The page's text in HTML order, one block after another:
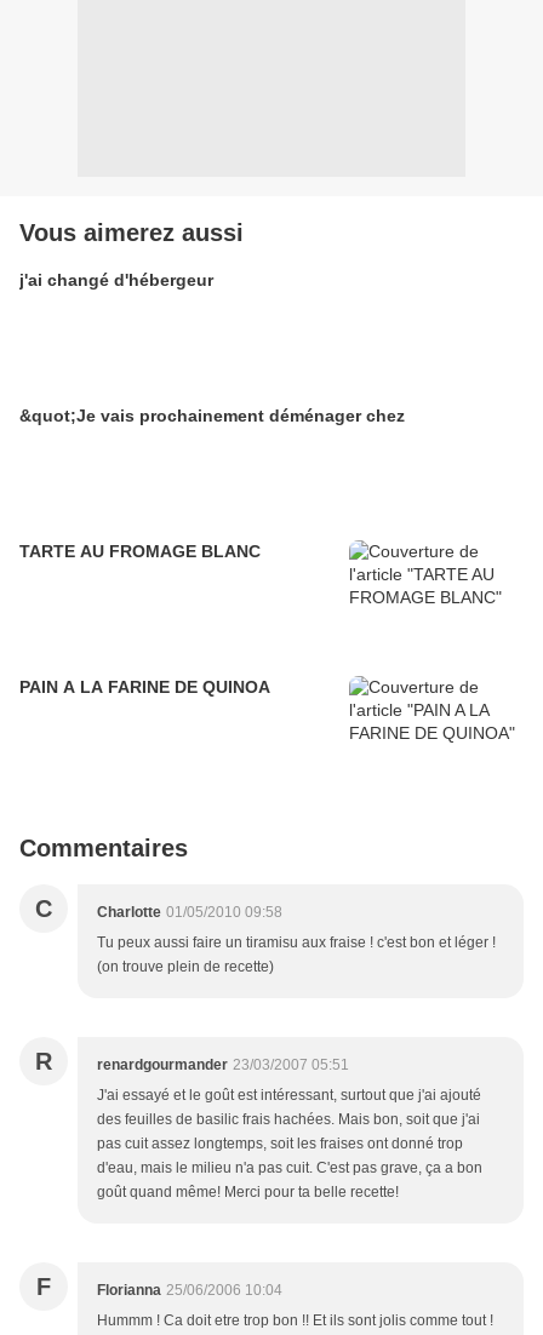
Vous aimerez aussi
j'ai changé d'hébergeur
&quot;Je vais prochainement déménager chez
TARTE AU FROMAGE BLANC
PAIN A LA FARINE DE QUINOA
Commentaires
C Charlotte 01/05/2010 09:58
Tu peux aussi faire un tiramisu aux fraise ! c'est bon et léger !
(on trouve plein de recette)
R renardgourmander 23/03/2007 05:51
J'ai essayé et le goût est intéressant, surtout que j'ai ajouté
des feuilles de basilic frais hachées. Mais bon, soit que j'ai
pas cuit assez longtemps, soit les fraises ont donné trop
d'eau, mais le milieu n'a pas cuit. C'est pas grave, ça a bon
goût quand même! Merci pour ta belle recette!
F Florianna 25/06/2006 10:04
Hummm ! Ca doit etre trop bon !! Et ils sont jolis comme tout !